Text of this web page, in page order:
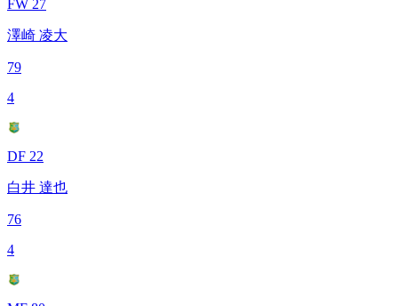
FW 27
澤崎 凌大
79
4
DF 22
白井 達也
76
4